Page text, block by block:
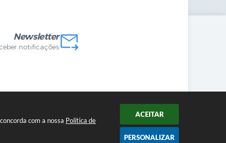
com a nossa Política de
ACEITAR
PERSONALIZAR
Internas
Newsletter
notificações